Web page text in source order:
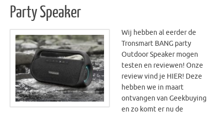
Party Speaker
Wij hebben al eerder de
Tronsmart BANG party
Outdoor Speaker mogen
testen en reviewen! Onze
review vind je HIER! Deze
hebben we in maart
ontvangen van Geekbuying
en zo komt er nu de